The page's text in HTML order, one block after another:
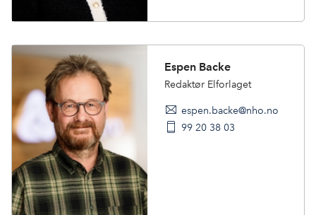
Espen Backe
Redaktør Elforlaget
espen.backe@nho.no
99 20 38 03